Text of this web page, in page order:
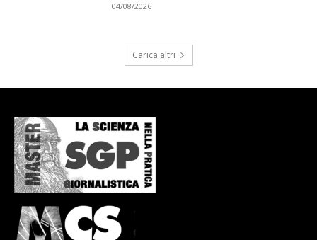
04/08/2026
Carica altri